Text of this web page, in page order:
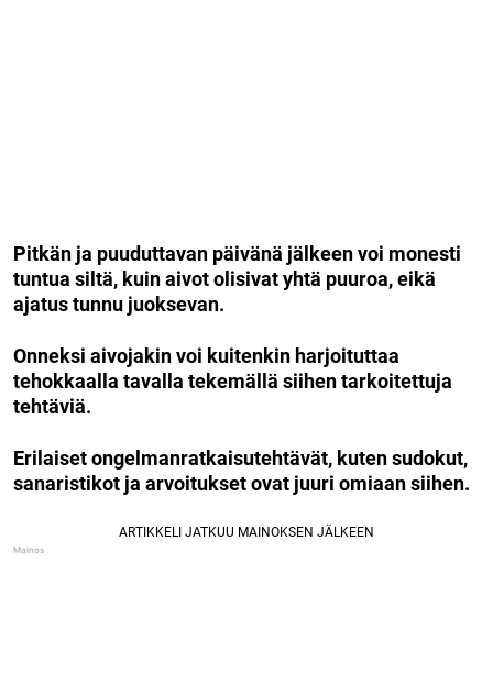
Pitkän ja puuduttavan päivänä jälkeen voi monesti
tuntua siltä, kuin aivot olisivat yhtä puuroa, eikä
ajatus tunnu juoksevan.
Onneksi aivojakin voi kuitenkin harjoituttaa
tehokkaalla tavalla tekemällä siihen tarkoitettuja
tehtäviä.
Erilaiset ongelmanratkaisutehtävät, kuten sudokut,
sanaristikot ja arvoitukset ovat juuri omiaan siihen.